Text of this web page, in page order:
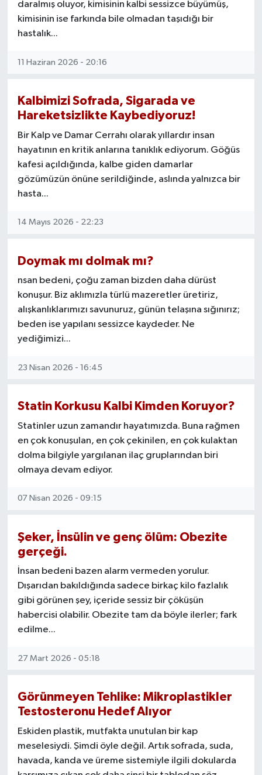
daralmış oluyor, kimisinin kalbi sessizce büyümüş,
kimisinin ise farkında bile olmadan taşıdığı bir
hastalık...
11 Haziran 2026 - 20:16
Kalbimizi Sofrada, Sigarada ve
Hareketsizlikte Kaybediyoruz!
Bir Kalp ve Damar Cerrahı olarak yıllardır insan
hayatının en kritik anlarına tanıklık ediyorum. Göğüs
kafesi açıldığında, kalbe giden damarlar
gözümüzün önüne serildiğinde, aslında yalnızca bir
hasta...
14 Mayıs 2026 - 22:23
Doymak mı dolmak mı?
nsan bedeni, çoğu zaman bizden daha dürüst
konuşur. Biz aklımızla türlü mazeretler üretiriz,
alışkanlıklarımızı savunuruz, günün telaşına sığınırız;
beden ise yapılanı sessizce kaydeder. Ne
yediğimizi...
23 Nisan 2026 - 16:45
Statin Korkusu Kalbi Kimden Koruyor?
Statinler uzun zamandır hayatımızda. Buna rağmen
en çok konuşulan, en çok çekinilen, en çok kulaktan
dolma bilgiyle yargılanan ilaç gruplarından biri
olmaya devam ediyor.
07 Nisan 2026 - 09:15
Şeker, İnsülin ve genç ölüm: Obezite
gerçeği.
İnsan bedeni bazen alarm vermeden yorulur.
Dışarıdan bakıldığında sadece birkaç kilo fazlalık
gibi görünen şey, içeride sessiz bir çöküşün
habercisi olabilir. Obezite tam da böyle ilerler; fark
edilme...
27 Mart 2026 - 05:18
Görünmeyen Tehlike: Mikroplastikler
Testosteronu Hedef Alıyor
Eskiden plastik, mutfakta unutulan bir kap
meselesiydi. Şimdi öyle değil. Artık sofrada, suda,
havada, kanda ve üreme sistemiyle ilgili dokularda